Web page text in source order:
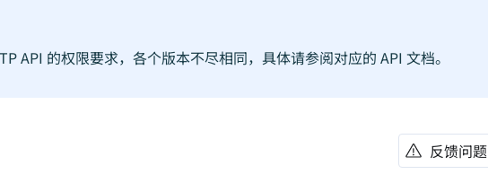
API 的权限要求，各个版本不尽相同，具体请参阅对应的 API 文档。
反馈问题